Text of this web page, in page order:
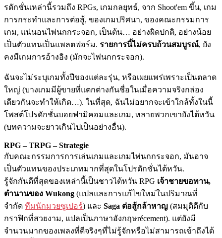
รดักชั่นเหล่านี้รวมถึง RPGs, เกมกลยุทธ์, จาก Shoot'em ขึ้น, เกม
การกระทำและการต่อสู้, ของเกมปริศนา, ของคณะกรรมการ
เกม, แน่นอนไพ่นกกระจอก, เป็นต้น… อย่างผิดปกติ, อย่างน้อย
เป็นตัวแทนเป็นแพลตฟอร์ม. รายการนี​​้ไม่ครบถ้วนสมบูรณ์, ยัง
คงมีเกมการอ้างอิง (มักจะไพ่นกกระจอก).
ฉันจะไม่ระบุเกมทั้งปีของแต่ละรุ่น, หรือเผยแพร่เพราะเป็นตลาด
ใหญ่ (บางเกมมีผู้ขายที่แตกต่างกันชื่อในเมื่อความจริงกล่อง
เดียวกันจะทำให้เกิด…). ในที่สุด, ฉันไม่อยากจะเข้าใกล้ทั้งในนี้
โพสต์โปรดักชั่นบอยฟามิคอมและเกม, หลายพวกเขายังไต้หวัน
(บทความจะยาวเกินไปเป็นอย่างอื่น).
RPG – TRPG – Strategie
กับคณะกรรมการการเล่นเกมและเกมไพ่นกกระจอก, มันอาจ
เป็นตัวแทนของประเภทมากที่สุดในโปรดักชั่นไต้หวัน.
รู้จักกันดีที่สุดของเหล่านี้เป็นชาวไต้หวัน RPG เจ้าชายขอทาน,
ตำนานของ Wukong (แปลและการแก้ไขใหม่ในปริมาณที่
จำกัด ทีมนักมวยซูเปอร์) และ Saga ต่อสู้กล้าหาญ (สมมุติดีกับ
กราฟิกที่สวยงาม, แปลเป็​​นภาษาอังกฤษrécement). แต่ยังมี
จำนวนมากของเพลงที่ดีจริงๆที่ไม่รู้จักหรือไม่สามารถเข้าถึงได้